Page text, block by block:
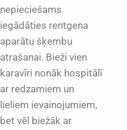
nepieciešams
iegādāties rentgena
aparātu šķembu
atrašanai. Bieži vien
karavīri nonāk hospitālī
ar redzamiem un
lieliem ievainojumiem,
bet vēl biežāk ar